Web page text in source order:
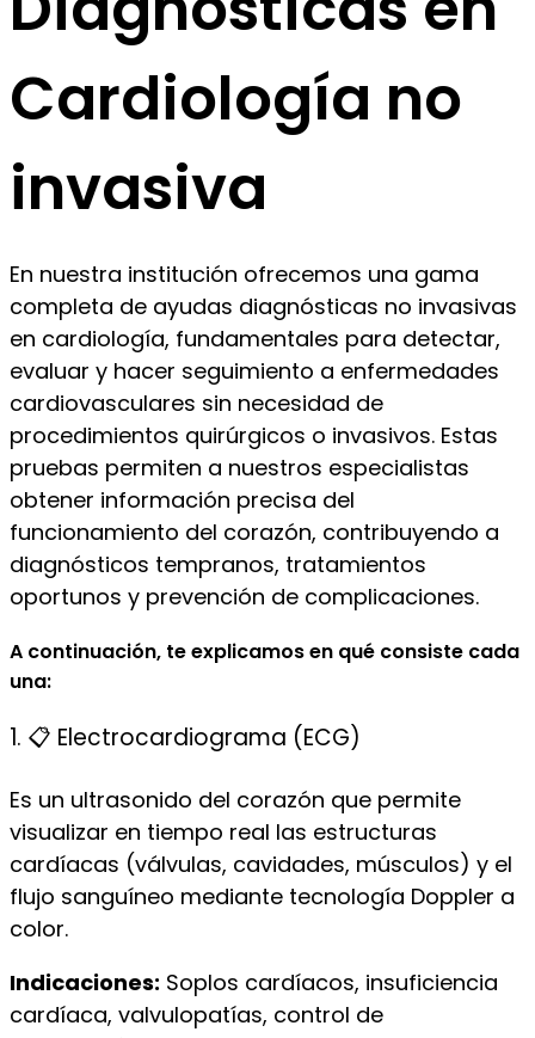
Cardiología no
invasiva
En nuestra institución ofrecemos una gama
completa de ayudas diagnósticas no invasivas
en cardiología, fundamentales para detectar,
evaluar y hacer seguimiento a enfermedades
cardiovasculares sin necesidad de
procedimientos quirúrgicos o invasivos. Estas
pruebas permiten a nuestros especialistas
obtener información precisa del
funcionamiento del corazón, contribuyendo a
diagnósticos tempranos, tratamientos
oportunos y prevención de complicaciones.
A continuación, te explicamos en qué consiste cada
una:
1. 📋 Electrocardiograma (ECG)
Es un ultrasonido del corazón que permite
visualizar en tiempo real las estructuras
cardíacas (válvulas, cavidades, músculos) y el
flujo sanguíneo mediante tecnología Doppler a
color.
Indicaciones: Soplos cardíacos, insuficiencia
cardíaca, valvulopatías, control de